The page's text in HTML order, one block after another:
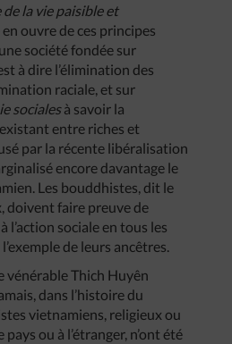
la vie paisible et
en ouvre de ces principes
société fondée sur
à dire l’élimination des
raciale, et sur
socialesà savoir la
entre riches et
par la récente libéralisation
encore davantage le
Les bouddhistes, dit le
doivent faire preuve de
l’action sociale en tous les
de leurs ancêtres.
vénérable Thich Huyên
dans l’histoire du
vietnamiens, religieux ou
ou à l’étranger, n’ont été